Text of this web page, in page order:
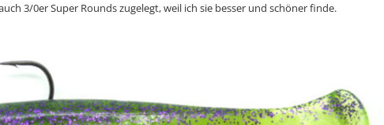
3/0er Super Rounds zugelegt, weil ich sie besser und schöner finde.